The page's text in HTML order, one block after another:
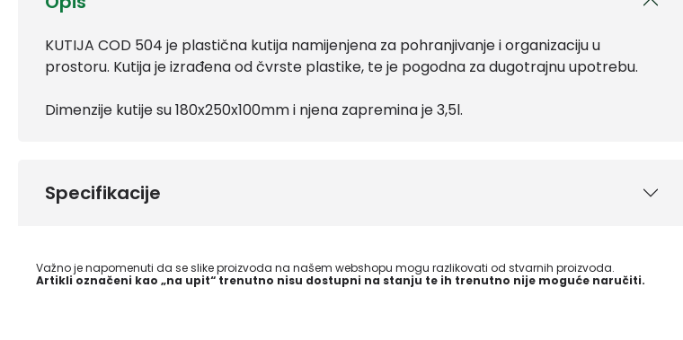
KUTIJA COD 504 je plastična kutija namijenjena za pohranjivanje i organizaciju u
prostoru. Kutija je izrađena od čvrste plastike, te je pogodna za dugotrajnu upotrebu.
Dimenzije kutije su 180x250x100mm i njena zapremina je 3,5l.
Specifikacije
Važno je napomenuti da se slike proizvoda na našem webshopu mogu razlikovati od stvarnih proizvoda.
Artikli označeni kao „na upit“ trenutno nisu dostupni na stanju te ih trenutno nije moguće naručiti.